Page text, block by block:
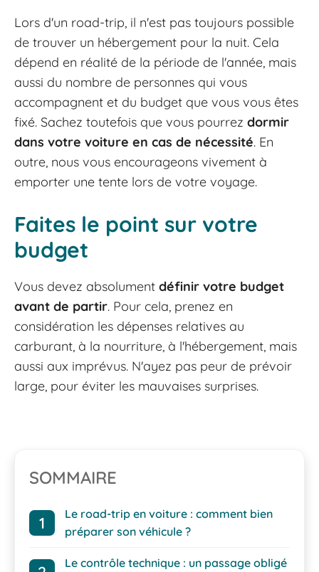
Lors d'un road-trip, il n'est pas toujours possible
de trouver un hébergement pour la nuit. Cela
dépend en réalité de la période de l'année, mais
aussi du nombre de personnes qui vous
accompagnent et du budget que vous vous êtes
fixé. Sachez toutefois que vous pourrez dormir
dans votre voiture en cas de nécessité. En
outre, nous vous encourageons vivement à
emporter une tente lors de votre voyage.
Faites le point sur votre
budget
Vous devez absolument définir votre budget
avant de partir. Pour cela, prenez en
considération les dépenses relatives au
carburant, à la nourriture, à l'hébergement, mais
aussi aux imprévus. N'ayez pas peur de prévoir
large, pour éviter les mauvaises surprises.
SOMMAIRE
Le road-trip en voiture : comment bien
préparer son véhicule ?
Le contrôle technique : un passage obligé